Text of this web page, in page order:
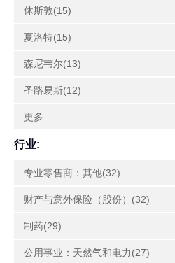
休斯敦(15)
夏洛特(15)
森尼韦尔(13)
圣路易斯(12)
更多
行业:
专业零售商：其他(32)
财产与意外保险（股份）(32)
制药(29)
公用事业：天然气和电力(27)